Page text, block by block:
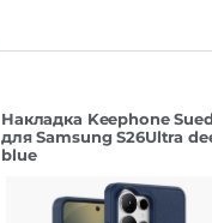
Накладка Keephone
для Samsung S26Ultra
blue